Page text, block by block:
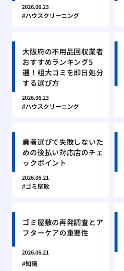
2026.06.23
ハウスクリーニング
大阪府の不用品回収業者
おすすめランキング5
選！粗大ゴミを即日処分
する選び方
2026.06.23
ハウスクリーニング
業者選びで失敗しないた
めの後払い対応店のチェ
ックポイント
2026.06.21
ゴミ屋敷
ゴミ屋敷の再発調査とア
フターケアの重要性
2026.06.21
知識